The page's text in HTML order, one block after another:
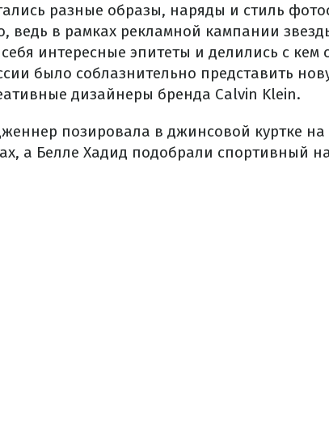
разные образы, наряды и стиль
ведь в рамках рекламной кампании
интересные эпитеты и делились с кем
было соблазнительно представить
дизайнеры бренда Calvin Klein.
позировала в джинсовой куртке
а Белле Хадид подобрали спортивный